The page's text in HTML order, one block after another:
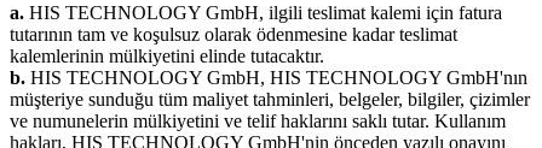
a. HIS TECHNOLOGY GmbH, ilgili teslimat kalemi için fatura
tutarının tam ve koşulsuz olarak ödenmesine kadar teslimat
kalemlerinin mülkiyetini elinde tutacaktır.
b. HIS TECHNOLOGY GmbH, HIS TECHNOLOGY GmbH'nın
müşteriye sunduğu tüm maliyet tahminleri, belgeler, bilgiler, çizimler
ve numunelerin mülkiyetini ve telif haklarını saklı tutar. Kullanım
hakları, HIS TECHNOLOGY GmbH'nin önceden yazılı onayını